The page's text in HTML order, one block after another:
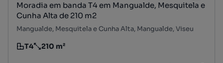
Moradia em banda T4 em Mangualde, Mesquitela e
Cunha Alta de 210 m2
Mangualde, Mesquitela e Cunha Alta, Mangualde, Viseu
Tipologia
T4
Preço por metro quadrado
210 m²